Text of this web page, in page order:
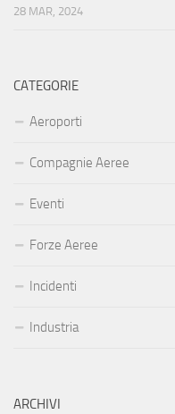
28 MAR, 2024
CATEGORIE
Aeroporti
Compagnie Aeree
Eventi
Forze Aeree
Incidenti
Industria
ARCHIVI